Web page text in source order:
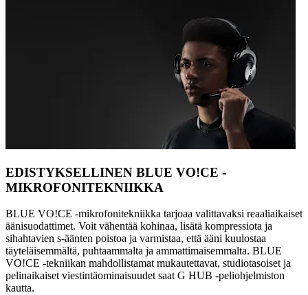
EDISTYKSELLINEN BLUE VO!CE -
MIKROFONITEKNIIKKA
BLUE VO!CE -mikrofonitekniikka tarjoaa valittavaksi reaaliaikaiset
äänisuodattimet. Voit vähentää kohinaa, lisätä kompressiota ja
sihahtavien s-äänten poistoa ja varmistaa, että ääni kuulostaa
täyteläisemmältä, puhtaammalta ja ammattimaisemmalta. BLUE
VO!CE -tekniikan mahdollistamat mukautettavat, studiotasoiset ja
pelinaikaiset viestintäominaisuudet saat G HUB -peliohjelmiston
kautta.